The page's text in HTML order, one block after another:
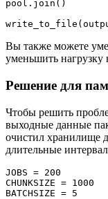
pool.join()
Вы также можете
уменьшить нагрузку
Решение для
Чтобы решить
выходные данные
очистил хранилище
длительные
JOBS = 200
CHUNKSIZE = 1000
BATCHSIZE = 5